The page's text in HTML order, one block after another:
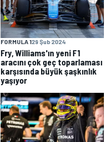
FORMULA 129 Şub 2024
Fry, Williams'ın yeni F1
aracını çok geç toparlaması
karşısında büyük şaşkınlık
yaşıyor